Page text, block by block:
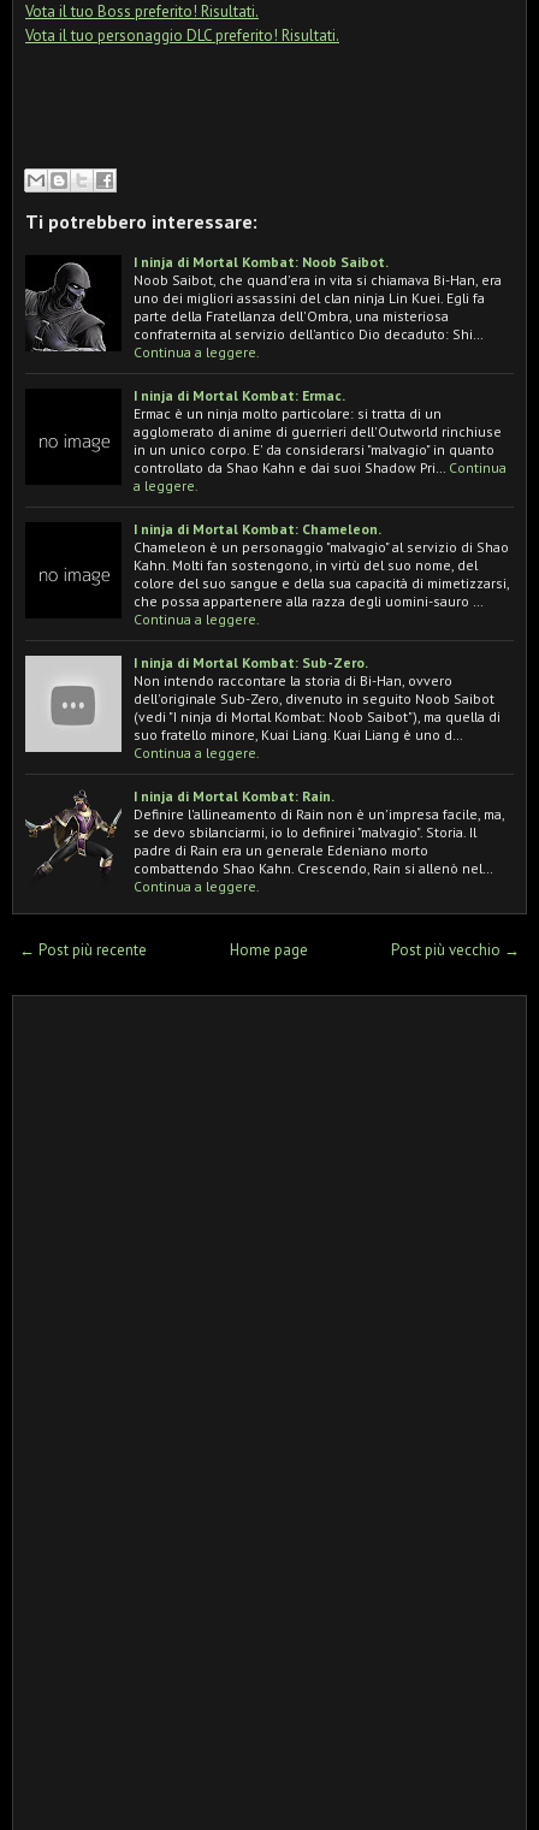
Vota il tuo Boss preferito! Risultati.
Vota il tuo personaggio DLC preferito! Risultati.
Ti potrebbero interessare:
I ninja di Mortal Kombat: Noob Saibot.
Noob Saibot, che quand'era in vita si chiamava Bi-Han, era
uno dei migliori assassini del clan ninja Lin Kuei. Egli fa
parte della Fratellanza dell'Ombra, una misteriosa
confraternita al servizio dell'antico Dio decaduto: Shi…
Continua a leggere.
I ninja di Mortal Kombat: Ermac.
Ermac è un ninja molto particolare: si tratta di un
agglomerato di anime di guerrieri dell'Outworld rinchiuse
in un unico corpo. E' da considerarsi "malvagio" in quanto
controllato da Shao Kahn e dai suoi Shadow Pri…
Continua
a leggere.
I ninja di Mortal Kombat: Chameleon.
Chameleon è un personaggio "malvagio" al servizio di Shao
Kahn. Molti fan sostengono, in virtù del suo nome, del
colore del suo sangue e della sua capacità di mimetizzarsi,
che possa appartenere alla razza degli uomini-sauro …
Continua a leggere.
I ninja di Mortal Kombat: Sub-Zero.
Non intendo raccontare la storia di Bi-Han, ovvero
dell'originale Sub-Zero, divenuto in seguito Noob Saibot
(vedi "I ninja di Mortal Kombat: Noob Saibot"), ma quella di
suo fratello minore, Kuai Liang. Kuai Liang è uno d…
Continua a leggere.
I ninja di Mortal Kombat: Rain.
Definire l'allineamento di Rain non è un'impresa facile, ma,
se devo sbilanciarmi, io lo definirei "malvagio". Storia. Il
padre di Rain era un generale Edeniano morto
combattendo Shao Kahn. Crescendo, Rain si allenò nel…
Continua a leggere.
← Post più recente Post più vecchio →
Home page